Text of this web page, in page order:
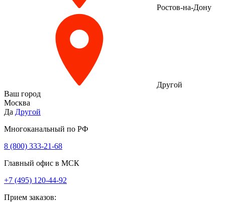
Ростов-на-Дону
Другой
Ваш город
Москва
Да Другой
Многоканальный по РФ
8 (800) 333‑21-68
Главный офис в МСК
+7 (495) 120-44-92
Прием заказов: